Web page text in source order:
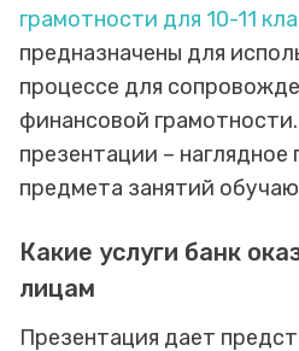
грамотности для 10-11
предназначены для
процессе для
финансовой
презентации – наглядное
предмета занятий
Какие услуги банк
лицам
Презентация дает